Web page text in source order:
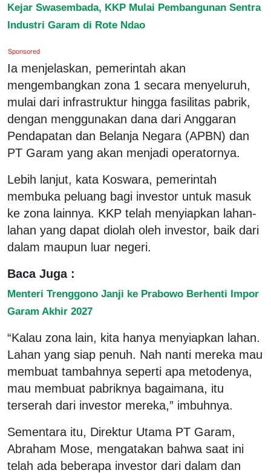
Kejar Swasembada, KKP Mulai Pembangunan Sentra
Industri Garam di Rote Ndao
Sponsored
Ia menjelaskan, pemerintah akan
mengembangkan zona 1 secara menyeluruh,
mulai dari infrastruktur hingga fasilitas pabrik,
dengan menggunakan dana dari Anggaran
Pendapatan dan Belanja Negara (APBN) dan
PT Garam yang akan menjadi operatornya.
Lebih lanjut, kata Koswara, pemerintah
membuka peluang bagi investor untuk masuk
ke zona lainnya. KKP telah menyiapkan lahan-
lahan yang dapat diolah oleh investor, baik dari
dalam maupun luar negeri.
Baca Juga :
Menteri Trenggono Janji ke Prabowo Berhenti Impor
Garam Akhir 2027
“Kalau zona lain, kita hanya menyiapkan lahan.
Lahan yang siap penuh. Nah nanti mereka mau
membuat tambahnya seperti apa metodenya,
mau membuat pabriknya bagaimana, itu
terserah dari investor mereka,” imbuhnya.
Sementara itu, Direktur Utama PT Garam,
Abraham Mose, mengatakan bahwa saat ini
telah ada beberapa investor dari dalam dan